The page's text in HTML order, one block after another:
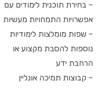
– בחירת תוכנית לימודים עם
אפשרויות התמחויות מעשיות
– שפות מומלצות לימודיות
נוספות להסבת מקצוע או
הרחבת ידע
– קבוצות תמיכה אונליין